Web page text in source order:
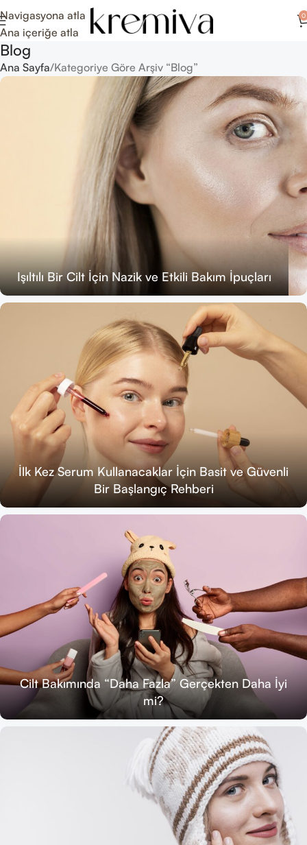
Navigasyona atla
Ana içeriğe atla
0
Blog
Ana Sayfa Kategoriye Göre Arşiv “Blog”
Işıltılı Bir Cilt İçin Nazik ve Etkili Bakım İpuçları
İlk Kez Serum Kullanacaklar İçin Basit ve Güvenli
Bir Başlangıç Rehberi
Cilt Bakımında “Daha Fazla” Gerçekten Daha İyi
mi?